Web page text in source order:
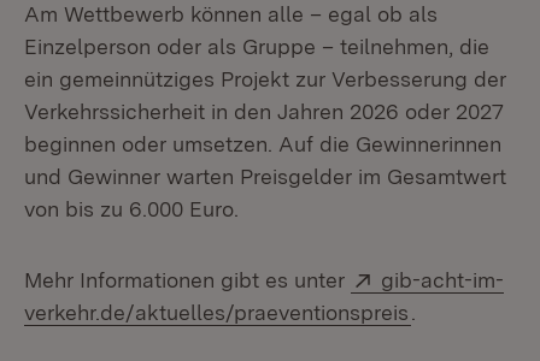
Am Wettbewerb können alle – egal ob als
Einzelperson oder als Gruppe – teilnehmen, die
ein gemeinnütziges Projekt zur Verbesserung der
Verkehrssicherheit in den Jahren 2026 oder 2027
beginnen oder umsetzen. Auf die Gewinnerinnen
und Gewinner warten Preisgelder im Gesamtwert
von bis zu 6.000 Euro.
Mehr Informationen gibt es unter Extern:
gib-acht-im-
verkehr.de/aktuelles/praeventionspreis